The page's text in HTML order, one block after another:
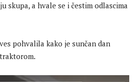
skupa, a hvale se i čestim odlascima
pohvalila kako je sunčan dan